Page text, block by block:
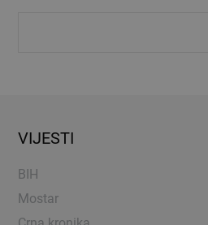
VIJESTI
BIH
Mostar